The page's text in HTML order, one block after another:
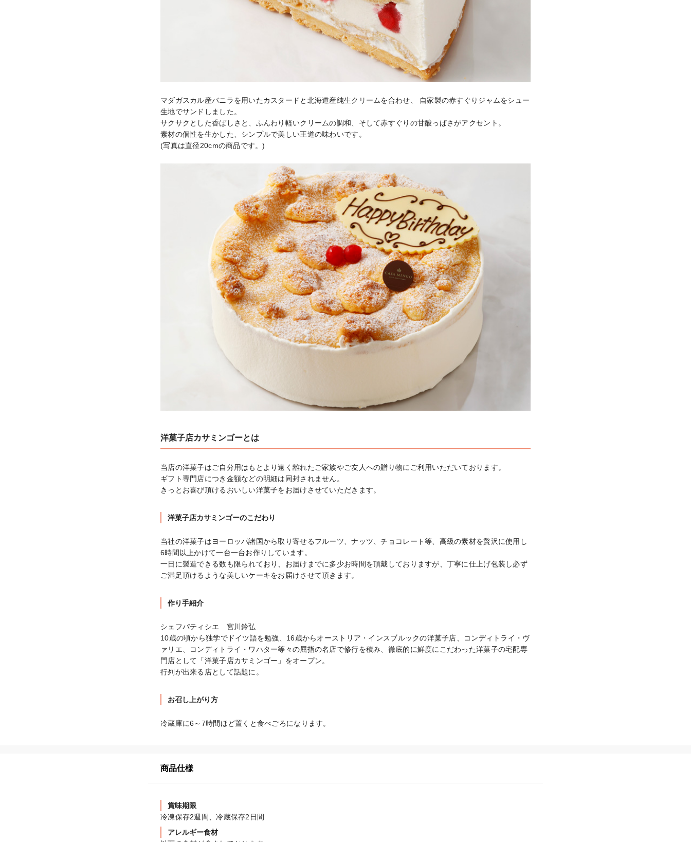
マダガスカル産バニラを用いたカスタードと北海道産純生クリームを合わせ、 自家製の赤すぐりジャムをシュー
生地でサンドしました。
サクサクとした香ばしさと、ふんわり軽いクリームの調和、そして赤すぐりの甘酸っぱさがアクセント。
素材の個性を生かした、シンプルで美しい王道の味わいです。
(写真は直径20cmの商品です。)
洋菓子店カサミンゴーとは
当店の洋菓子はご自分用はもとより遠く離れたご家族やご友人への贈り物にご利用いただいております。
ギフト専門店につき金額などの明細は同封されません。
きっとお喜び頂けるおいしい洋菓子をお届けさせていただきます。
洋菓子店カサミンゴーのこだわり
当社の洋菓子はヨーロッパ諸国から取り寄せるフルーツ、ナッツ、チョコレート等、高級の素材を贅沢に使用し
6時間以上かけて一台一台お作りしています。
一日に製造できる数も限られており、お届けまでに多少お時間を頂戴しておりますが、丁寧に仕上げ包装し必ず
ご満足頂けるような美しいケーキをお届けさせて頂きます。
作り手紹介
シェフパティシエ　宮川鈴弘
10歳の頃から独学でドイツ語を勉強、16歳からオーストリア・インスブルックの洋菓子店、コンディトライ・ヴ
ァリエ、コンディトライ・ワハター等々の屈指の名店で修行を積み、徹底的に鮮度にこだわった洋菓子の宅配専
門店として「洋菓子店カサミンゴー」をオープン。
行列が出来る店として話題に。
お召し上がり方
冷蔵庫に6～7時間ほど置くと食べごろになります。
商品仕様
賞味期限
冷凍保存2週間、冷蔵保存2日間
アレルギー食材